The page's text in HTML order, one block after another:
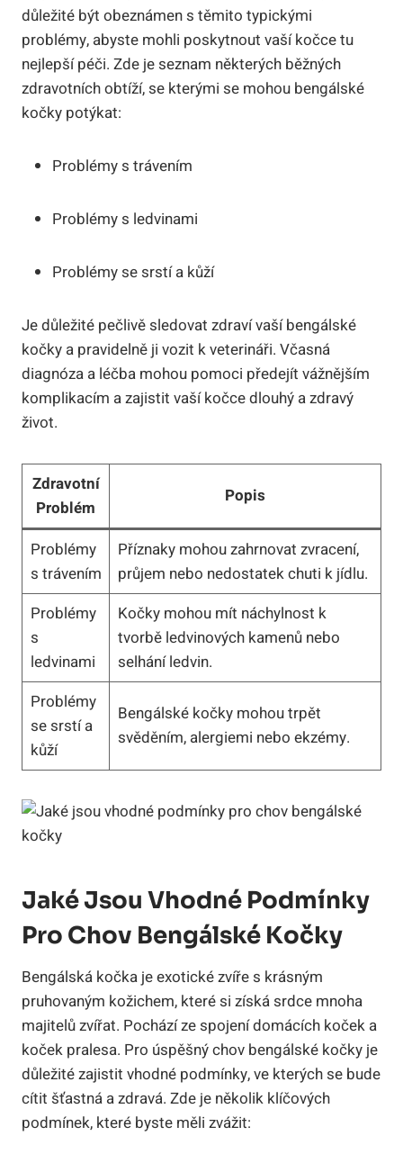
důležité být obeznámen s těmito typickými
problémy, abyste mohli poskytnout vaší kočce tu
nejlepší péči. Zde je seznam některých běžných
zdravotních obtíží, se kterými se mohou bengálské
kočky potýkat:
Problémy s trávením
Problémy s ledvinami
Problémy se srstí a kůží
Je důležité pečlivě sledovat zdraví vaší bengálské
kočky a pravidelně ji vozit k veterináři. Včasná
diagnóza a léčba mohou pomoci předejít vážnějším
komplikacím a zajistit vaší kočce dlouhý a zdravý
život.
Zdravotní
Problém
Popis
Problémy
s trávením
Příznaky mohou zahrnovat zvracení,
průjem nebo nedostatek chuti k jídlu.
Problémy
s
ledvinami
Kočky mohou mít náchylnost k
tvorbě ledvinových kamenů nebo
selhání ledvin.
Problémy
se srstí a
kůží
Bengálské kočky mohou trpět
svěděním, alergiemi nebo ekzémy.
Jaké Jsou Vhodné Podmínky
Pro Chov Bengálské Kočky
Bengálská kočka je exotické zvíře s krásným
pruhovaným kožichem, které si získá srdce mnoha
majitelů zvířat. Pochází ze spojení domácích koček a
koček pralesa. Pro úspěšný chov bengálské kočky je
důležité zajistit vhodné podmínky, ve kterých se bude
cítit šťastná a zdravá. Zde je několik klíčových
podmínek, které byste měli zvážit: